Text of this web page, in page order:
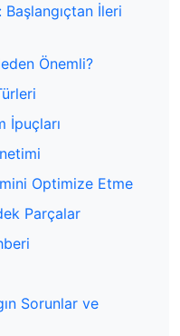
Başlangıçtan İleri
Önemli?
İpuçları
Optimize Etme
Parçalar
Sorunlar ve